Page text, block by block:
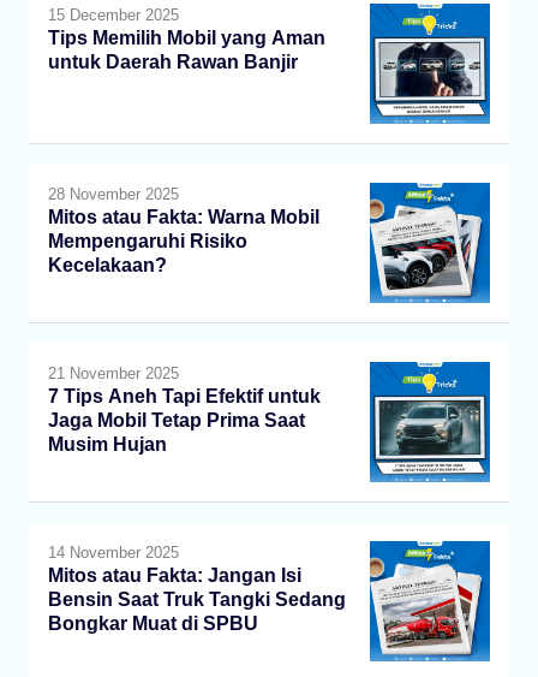
15 December 2025
Tips Memilih Mobil yang Aman
untuk Daerah Rawan Banjir
28 November 2025
Mitos atau Fakta: Warna Mobil
Mempengaruhi Risiko
Kecelakaan?
21 November 2025
7 Tips Aneh Tapi Efektif untuk
Jaga Mobil Tetap Prima Saat
Musim Hujan
14 November 2025
Mitos atau Fakta: Jangan Isi
Bensin Saat Truk Tangki Sedang
Bongkar Muat di SPBU